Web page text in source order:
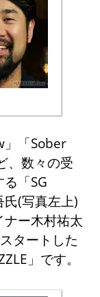
」「Sober
、数々の受
「SG
(写真左上)
ナー木村祐太
タートした
」です。